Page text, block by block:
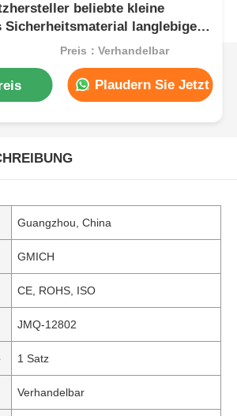
beliebte kleine
Sicherheitsmaterial langlebige
Spielzeug für Kinder
Preis：Verhandelbar
Plaudern Sie Jetzt
Guangzhou, China
GMICH
CE, ROHS, ISO
JMQ-12802
1 Satz
Verhandelbar